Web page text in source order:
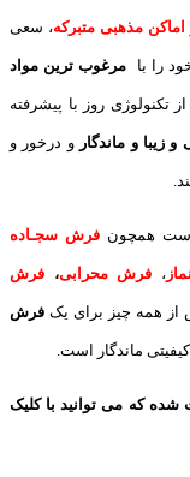
اماکن مذهبی متبرکه، سعی
را با مرغوب ترین مواد
تکنولوژی روز با پیشرفته
زیبا و ماندگار و درخور و
است همچون فرش سجـاده
، فرش محرابی، فرش
از همه چیز برای یک فرش
ماندگار است.
که می توانید با کلیک